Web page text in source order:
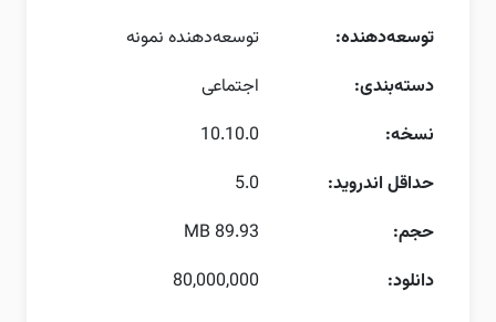
توسعه‌دهنده:
توسعه‌دهنده نمونه
دسته‌بندی:
اجتماعی
نسخه:
10.10.0
حداقل اندروید:
5.0
حجم:
89.93 MB
دانلود:
80,000,000